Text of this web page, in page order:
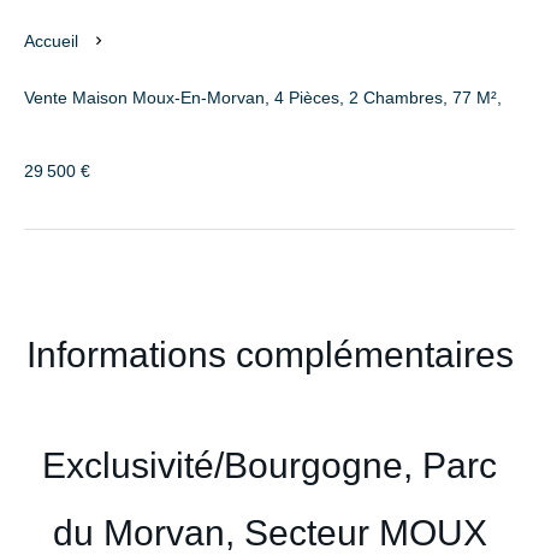
Accueil
Vente Maison Moux-En-Morvan, 4 Pièces, 2 Chambres, 77 M²,
29 500 €
Informations complémentaires
Exclusivité/Bourgogne, Parc
du Morvan, Secteur MOUX